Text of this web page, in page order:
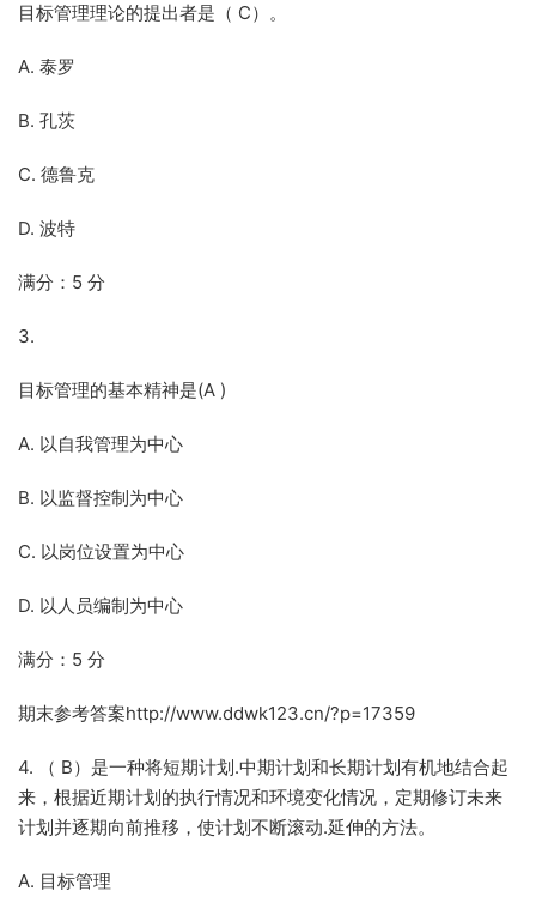
目标管理理论的提出者是（ C）。
A. 泰罗
B. 孔茨
C. 德鲁克
D. 波特
满分：5 分
3.
目标管理的基本精神是(A )
A. 以自我管理为中心
B. 以监督控制为中心
C. 以岗位设置为中心
D. 以人员编制为中心
满分：5 分
期末参考答案http://www.ddwk123.cn/?p=17359
4. （ B）是一种将短期计划.中期计划和长期计划有机地结合起
来，根据近期计划的执行情况和环境变化情况，定期修订未来
计划并逐期向前推移，使计划不断滚动.延伸的方法。
A. 目标管理